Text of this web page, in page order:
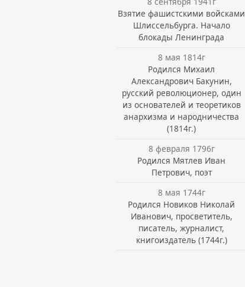
Взятие фашистскими войсками
Шлиссельбурга. Начало
блокады Ленинграда
8 мая 1814г
Родился Михаил
Александрович Бакунин,
русский революционер, один
из основателей и теоретиков
анархизма и народничества
(1814г.)
8 февраля 1796г
Родился Мятлев Иван
Петрович, поэт
8 мая 1744г
Родился Новиков Николай
Иванович, просветитель,
писатель, журналист,
книгоиздатель (1744г.)